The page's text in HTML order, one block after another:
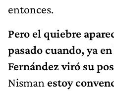
entonces.
Pero el quiebre
pasado cuando, ya
Fernández viró su
Nisman estoy